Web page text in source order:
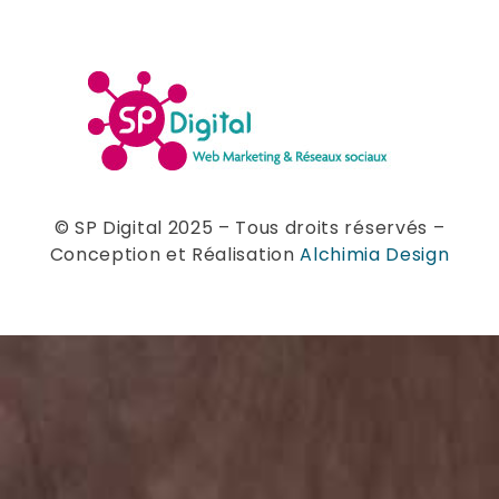
© SP Digital 2025 – Tous droits réservés –
Conception et RéalisationAlchimia Design